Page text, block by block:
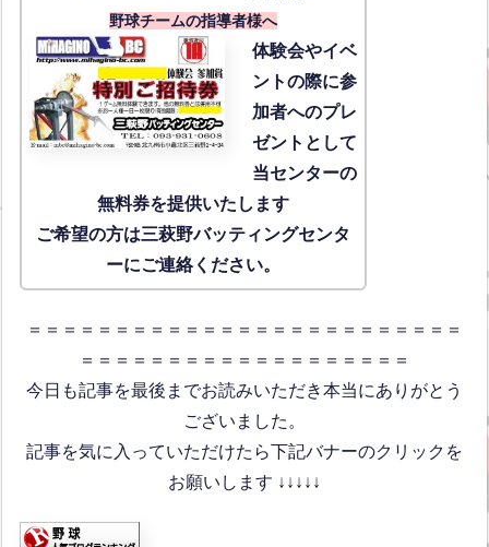
野球チームの指導者様へ
体験会やイベ
ントの際に参
加者へのプレ
ゼントとして
当センターの
無料券を提供いたします
ご希望の方は三萩野バッティングセンタ
ーにご連絡ください。
＝＝＝＝＝＝＝＝＝＝＝＝＝＝＝＝＝＝＝＝＝＝＝＝＝
＝＝＝＝＝＝＝＝＝＝＝＝＝＝＝＝＝＝＝
今日も記事を最後までお読みいただき本当にありがとう
ございました。
記事を気に入っていただけたら下記バナーのクリックを
お願いします ↓↓↓↓↓